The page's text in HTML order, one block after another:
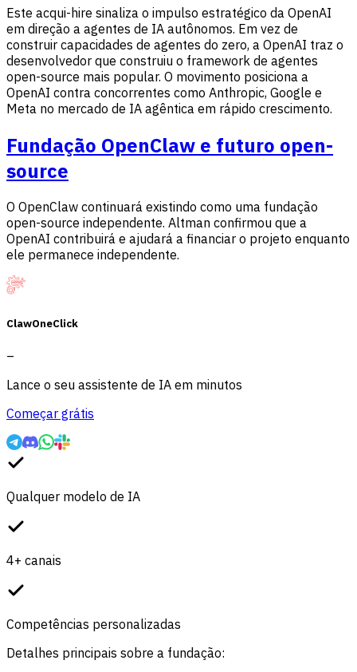
Este acqui-hire sinaliza o impulso estratégico da OpenAI
em direção a agentes de IA autônomos. Em vez de
construir capacidades de agentes do zero, a OpenAI traz o
desenvolvedor que construiu o framework de agentes
open-source mais popular. O movimento posiciona a
OpenAI contra concorrentes como Anthropic, Google e
Meta no mercado de IA agêntica em rápido crescimento.
Fundação OpenClaw e futuro open-
source
O OpenClaw continuará existindo como uma fundação
open-source independente. Altman confirmou que a
OpenAI contribuirá e ajudará a financiar o projeto enquanto
ele permanece independente.
ClawOneClick
–
Lance o seu assistente de IA em minutos
Começar grátis
Qualquer modelo de IA
4+ canais
Competências personalizadas
Detalhes principais sobre a fundação: